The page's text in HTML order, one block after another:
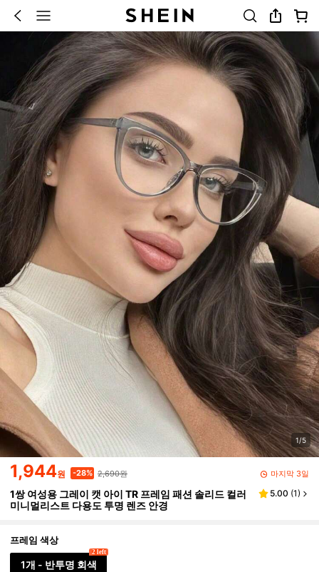
1/5
1,944원 -28% 2,690원 마지막 3일
1쌍 여성용 그레이 캣 아이 TR 프레임 패션 솔리드 컬러
미니멀리스트 다용도 투명 렌즈 안경
5.00 (1)
프레임 색상
1개 - 반투명 회색
2 left